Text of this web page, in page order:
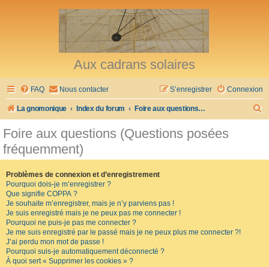
Aux cadrans solaires
FAQ Nous contacter Connexion
S’enregistrer
La gnomonique Index du forum Foire aux questions (Questions posées fréquemment)
Foire aux questions (Questions posées
fréquemment)
Problèmes de connexion et d’enregistrement
Pourquoi dois-je m’enregistrer ?
Que signifie COPPA ?
Je souhaite m’enregistrer, mais je n’y parviens pas !
Je suis enregistré mais je ne peux pas me connecter !
Pourquoi ne puis-je pas me connecter ?
Je me suis enregistré par le passé mais je ne peux plus me connecter ?!
J’ai perdu mon mot de passe !
Pourquoi suis-je automatiquement déconnecté ?
À quoi sert « Supprimer les cookies » ?